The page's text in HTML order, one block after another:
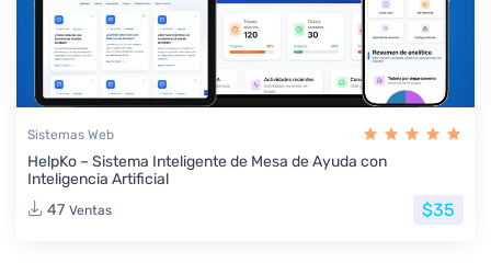
Sistemas Web
HelpKo – Sistema Inteligente de Mesa de Ayuda con
Inteligencia Artificial
47 Ventas $35